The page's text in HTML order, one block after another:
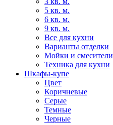
5 кв. м.
6 кв. м.
9 кв. м.
Все для кухни
Варианты отделки
Мойки и смесители
Техника для кухни
Шкафы-купе
Цвет
Коричневые
Серые
Темные
Черные